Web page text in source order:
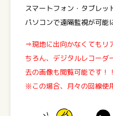
スマートフォン・タブレッ
パソコンで遠隔監視が可能
⇒現地に出向かなくてもリ
ちろん、デジタルレコーダ
去の画像も閲覧可能です！！
※この場合、月々の回線使